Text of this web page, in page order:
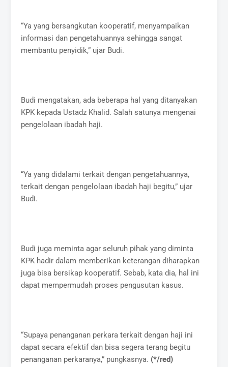
“Ya yang bersangkutan kooperatif, menyampaikan
informasi dan pengetahuannya sehingga sangat
membantu penyidik,” ujar Budi.
Budi mengatakan, ada beberapa hal yang ditanyakan
KPK kepada Ustadz Khalid. Salah satunya mengenai
pengelolaan ibadah haji.
“Ya yang didalami terkait dengan pengetahuannya,
terkait dengan pengelolaan ibadah haji begitu,” ujar
Budi.
Budi juga meminta agar seluruh pihak yang diminta
KPK hadir dalam memberikan keterangan diharapkan
juga bisa bersikap kooperatif. Sebab, kata dia, hal ini
dapat mempermudah proses pengusutan kasus.
“Supaya penanganan perkara terkait dengan haji ini
dapat secara efektif dan bisa segera terang begitu
penanganan perkaranya,” pungkasnya. (*/red)